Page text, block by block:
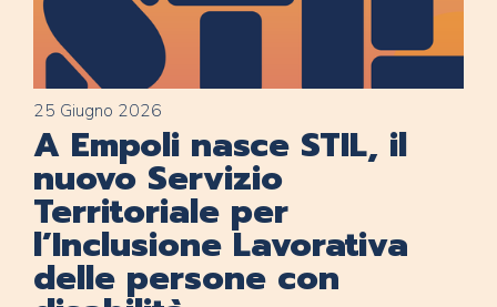
25 Giugno 2026
A Empoli nasce STIL, il
nuovo Servizio
Territoriale per
l’Inclusione Lavorativa
delle persone con